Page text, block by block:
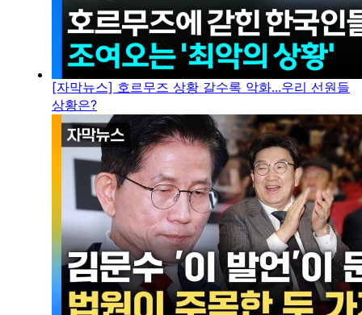
[자막뉴스] 호르무즈 상황 갈수록 악화...우리 선원들
상황은?